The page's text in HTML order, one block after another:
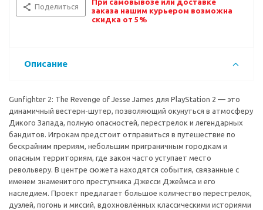
Поделиться
При самовывозе или доставке
заказа нашим курьером возможна
скидка от 5%
Описание
Gunfighter 2: The Revenge of Jesse James для PlayStation 2 — это
динамичный вестерн-шутер, позволяющий окунуться в атмосферу
Дикого Запада, полную опасностей, перестрелок и легендарных
бандитов. Игрокам предстоит отправиться в путешествие по
бескрайним прериям, небольшим приграничным городкам и
опасным территориям, где закон часто уступает место
револьверу. В центре сюжета находятся события, связанные с
именем знаменитого преступника Джесси Джеймса и его
наследием. Проект предлагает большое количество перестрелок,
дуэлей, погонь и миссий, вдохновлённых классическими историями